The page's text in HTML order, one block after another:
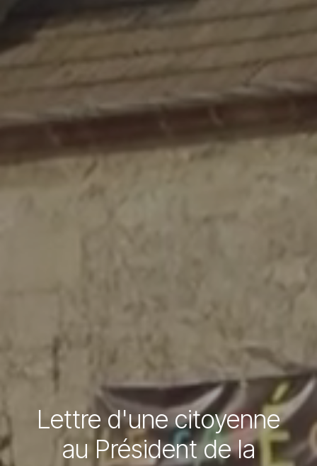
Lettre d'une citoyenne
au Président de la